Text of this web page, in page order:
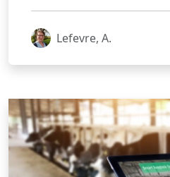
Lefevre, A.